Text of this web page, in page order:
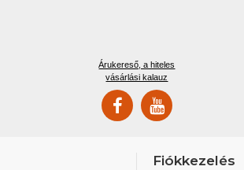
Árukereső, a hiteles
vásárlási kalauz
Fiókkezelés